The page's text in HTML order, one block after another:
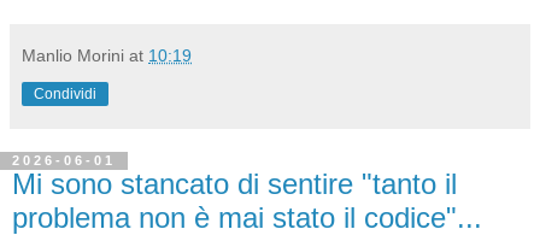
Manlio Morini at 10:19
Condividi
2026-06-01
Mi sono stancato di sentire "tanto il
problema non è mai stato il codice"...